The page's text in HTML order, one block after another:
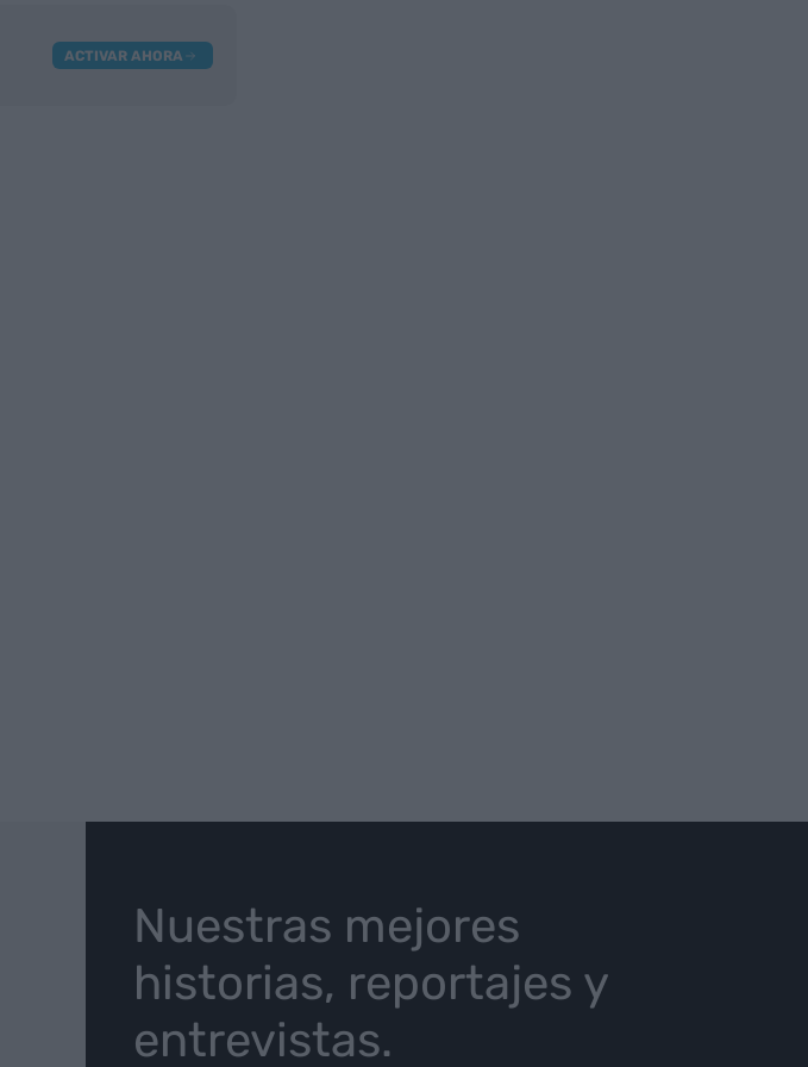
ACTIVAR AHORA
Nuestras mejores
historias, reportajes y
entrevistas.